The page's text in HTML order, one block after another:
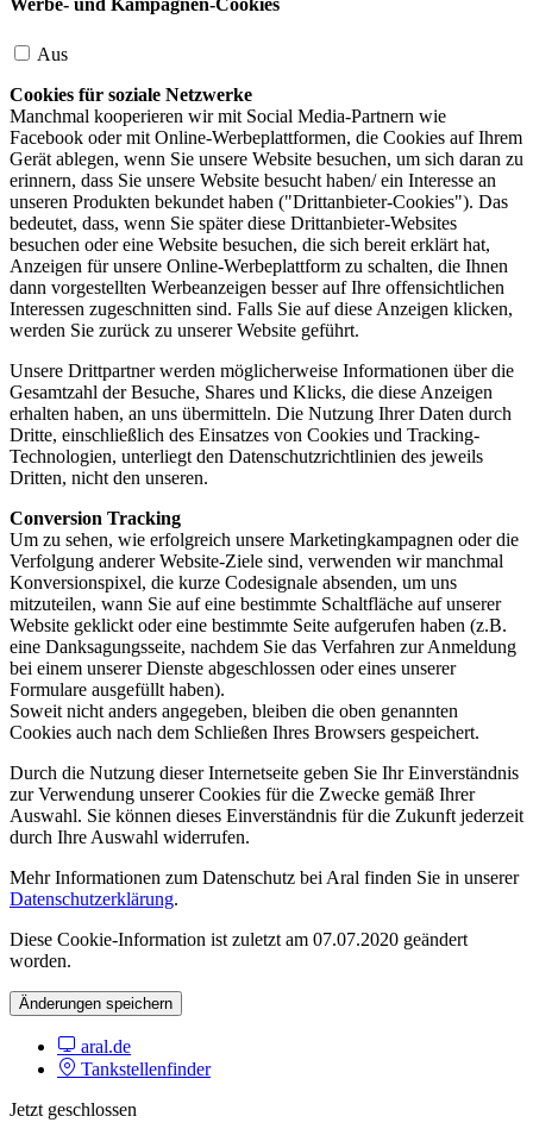
Werbe- und Kampagnen-Cookies
Aus
Cookies für soziale Netzwerke
Manchmal kooperieren wir mit Social Media-Partnern wie
Facebook oder mit Online-Werbeplattformen, die Cookies auf Ihrem
Gerät ablegen, wenn Sie unsere Website besuchen, um sich daran zu
erinnern, dass Sie unsere Website besucht haben/ ein Interesse an
unseren Produkten bekundet haben ("Drittanbieter-Cookies"). Das
bedeutet, dass, wenn Sie später diese Drittanbieter-Websites
besuchen oder eine Website besuchen, die sich bereit erklärt hat,
Anzeigen für unsere Online-Werbeplattform zu schalten, die Ihnen
dann vorgestellten Werbeanzeigen besser auf Ihre offensichtlichen
Interessen zugeschnitten sind. Falls Sie auf diese Anzeigen klicken,
werden Sie zurück zu unserer Website geführt.
Unsere Drittpartner werden möglicherweise Informationen über die
Gesamtzahl der Besuche, Shares und Klicks, die diese Anzeigen
erhalten haben, an uns übermitteln. Die Nutzung Ihrer Daten durch
Dritte, einschließlich des Einsatzes von Cookies und Tracking-
Technologien, unterliegt den Datenschutzrichtlinien des jeweils
Dritten, nicht den unseren.
Conversion Tracking
Um zu sehen, wie erfolgreich unsere Marketingkampagnen oder die
Verfolgung anderer Website-Ziele sind, verwenden wir manchmal
Konversionspixel, die kurze Codesignale absenden, um uns
mitzuteilen, wann Sie auf eine bestimmte Schaltfläche auf unserer
Website geklickt oder eine bestimmte Seite aufgerufen haben (z.B.
eine Danksagungsseite, nachdem Sie das Verfahren zur Anmeldung
bei einem unserer Dienste abgeschlossen oder eines unserer
Formulare ausgefüllt haben).
Soweit nicht anders angegeben, bleiben die oben genannten
Cookies auch nach dem Schließen Ihres Browsers gespeichert.
Durch die Nutzung dieser Internetseite geben Sie Ihr Einverständnis
zur Verwendung unserer Cookies für die Zwecke gemäß Ihrer
Auswahl. Sie können dieses Einverständnis für die Zukunft jederzeit
durch Ihre Auswahl widerrufen.
Mehr Informationen zum Datenschutz bei Aral finden Sie in unserer
Datenschutzerklärung.
Diese Cookie-Information ist zuletzt am 07.07.2020 geändert
worden.
Änderungen speichern
aral.de
Tankstellenfinder
Jetzt geschlossen